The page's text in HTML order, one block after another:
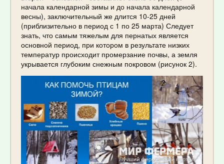
начала календарной зимы и до начала календарной
весны), заключительный же длится 10-25 дней
(приблизительно в период с 1 по 25 марта) Следует
знать, что самым тяжелым для пернатых является
основной период, при котором в результате низких
температур происходит промерзание почвы, а земля
укрывается глубоким снежным покровом (рисунок 2).